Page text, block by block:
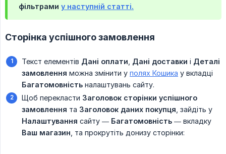
фільтрами у наступній статті.
Сторінка успішного замовлення
Текст елементів Дані оплати Дані доставки і Деталі
замовлення можна змінити у полях Кошика у вкладці
Багатомовність налаштувань сайту.
Щоб перекласти Заголовок сторінки успішного
замовлення та Заголовок даних покупця , зайдіть у
Налаштування сайту — Багатомовність — вкладку
Ваш магазин , та прокрутіть донизу сторінки: